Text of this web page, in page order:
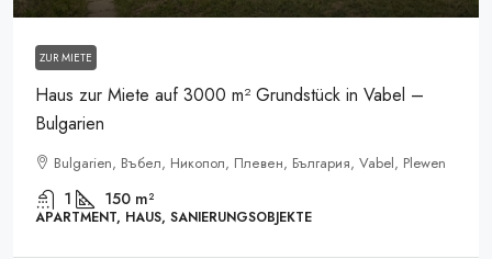
ZUR MIETE
Haus zur Miete auf 3000 m² Grundstück in Vabel –
Bulgarien
Bulgarien, Въбел, Никопол, Плевен, България, Vabel, Plewen
1 150 m²
APARTMENT, HAUS, SANIERUNGSOBJEKTE